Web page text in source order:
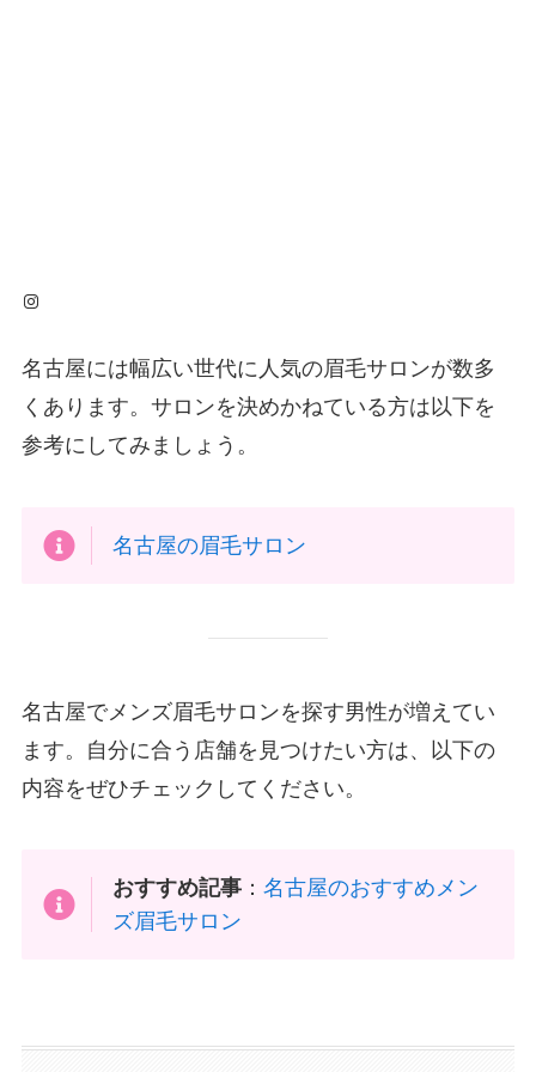
Instagram
名古屋には幅広い世代に人気の眉毛サロンが数多
くあります。サロンを決めかねている方は以下を
参考にしてみましょう。
名古屋の眉毛サロン
名古屋でメンズ眉毛サロンを探す男性が増えてい
ます。自分に合う店舗を見つけたい方は、以下の
内容をぜひチェックしてください。
おすすめ記事 ：名古屋のおすすめメン
ズ眉毛サロン